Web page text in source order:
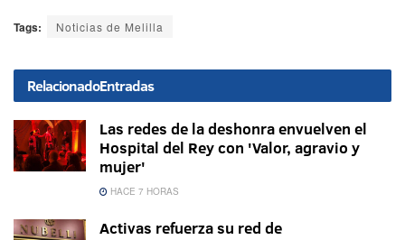
Tags: Noticias de Melilla
RelacionadoEntradas
Las redes de la deshonra envuelven el
Hospital del Rey con 'Valor, agravio y
mujer'
HACE 7 HORAS
Activas refuerza su red de